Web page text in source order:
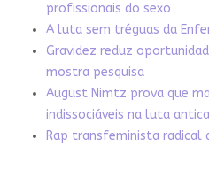
profissionais do sexo
A luta sem tréguas da
Gravidez reduz
mostra pesquisa
August Nimtz prova que
indissociáveis na luta
Rap transfeminista radical